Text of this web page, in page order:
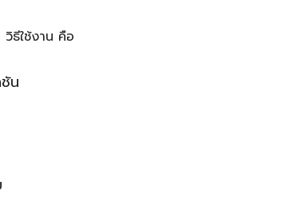
ธีใช้งาน คือ
น